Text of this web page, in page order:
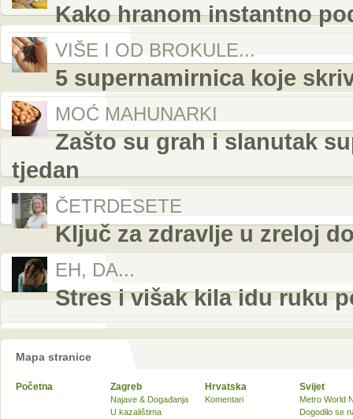
Kako hranom instantno
VIŠE I OD BROKULE...
5 supernamirnica koje
MOĆ MAHUNARKI
Zašto su grah i slanutak
tjedan
ČETRDESETE
Ključ za zdravlje u zreloj
EH, DA...
Stres i višak kila idu ruku
Mapa stranice
Početna Zagreb
Najave & Događanja
U kazalištima
Hrvatska
Komentari
Svijet
Metro World
Dogodilo se